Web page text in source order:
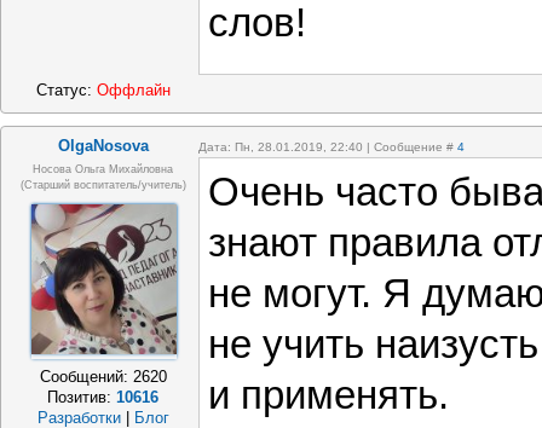
слов!
Статус: Оффлайн
OlgaNosova Дата: Пн, 28.01.2019, 22:40 | Сообщение # 4
Носова Ольга Михайловна
(старший воспитатель/учитель)
Сообщений: 2620
Позитив:10616
Разработки
Блог
Очень часто
знают правила
не могут. Я
не учить
и применять.